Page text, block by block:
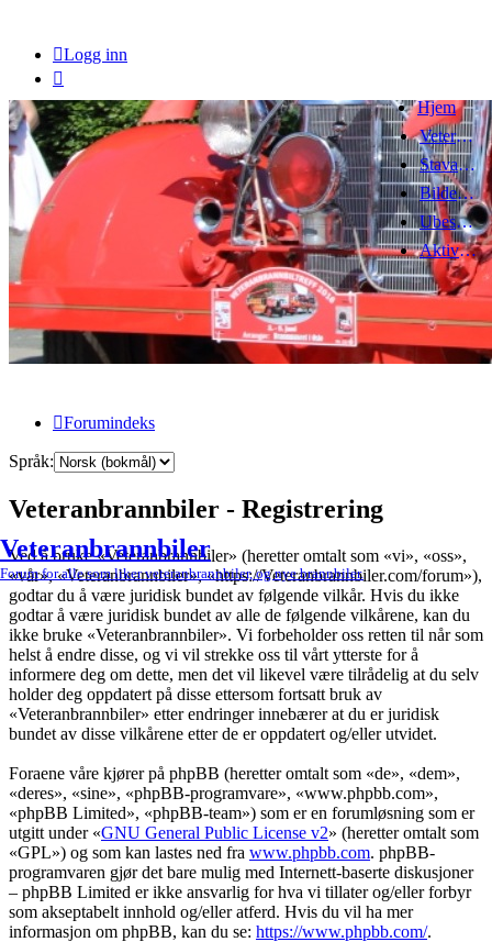
Logg inn
Hjem
Veteranbrannbiltreff 2008
Stavanger Brannbilklubb
Bildegalleri
Ubesvarte innlegg
Aktive emner
Veteranbrannbiler
Forum for alle som liker veteranbrannbiler, og nye brannbiler.
Forumindeks
Språk:
Veteranbrannbiler - Registrering
Ved å bruke «Veteranbrannbiler» (heretter omtalt som «vi», «oss»,
«vår», «Veteranbrannbiler», «https://Veteranbrannbiler.com/forum»),
godtar du å være juridisk bundet av følgende vilkår. Hvis du ikke
godtar å være juridisk bundet av alle de følgende vilkårene, kan du
ikke bruke «Veteranbrannbiler». Vi forbeholder oss retten til når som
helst å endre disse, og vi vil strekke oss til vårt ytterste for å
informere deg om dette, men det vil likevel være tilrådelig at du selv
holder deg oppdatert på disse ettersom fortsatt bruk av
«Veteranbrannbiler» etter endringer innebærer at du er juridisk
bundet av disse vilkårene etter de er oppdatert og/eller utvidet.
Foraene våre kjører på phpBB (heretter omtalt som «de», «dem»,
«deres», «sine», «phpBB-programvare», «www.phpbb.com»,
«phpBB Limited», «phpBB-team») som er en forumløsning som er
utgitt under «GNU General Public License v2» (heretter omtalt som
«GPL») og som kan lastes ned fra www.phpbb.com. phpBB-
programvaren gjør det bare mulig med Internett-baserte diskusjoner
– phpBB Limited er ikke ansvarlig for hva vi tillater og/eller forbyr
som akseptabelt innhold og/eller atferd. Hvis du vil ha mer
informasjon om phpBB, kan du se: https://www.phpbb.com/.